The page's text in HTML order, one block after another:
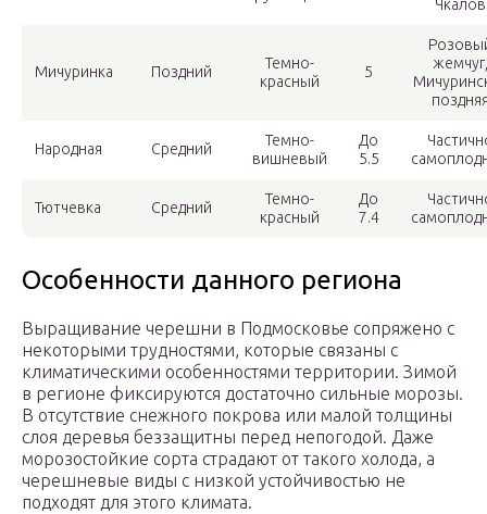
Чкалов
Мичуринка Поздний
Темно-
красный
5
жемчуг,
Народная Средний
Темно-
вишневый
До
5.5
Тютчевка Средний
Темно-
красный
До
7.4
Особенности данного региона
Выращивание черешни в Подмосковье сопряжено с
некоторыми трудностями, которые связаны с
климатическими особенностями территории. Зимой
в регионе фиксируются достаточно сильные морозы.
В отсутствие снежного покрова или малой толщины
слоя деревья беззащитны перед непогодой. Даже
морозостойкие сорта страдают от такого холода, а
черешневые виды с низкой устойчивостью не
подходят для этого климата.